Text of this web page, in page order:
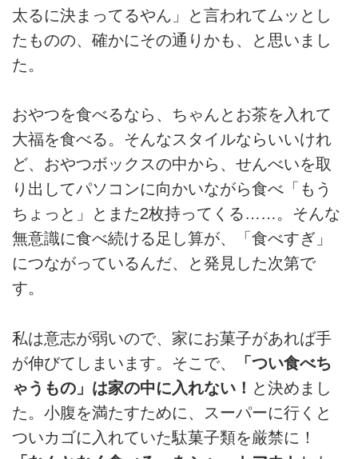
太るに決まってるやん」と言われてムッとし
たものの、確かにその通りかも、と思いまし
た。
おやつを食べるなら、ちゃんとお茶を入れて
大福を食べる。そんなスタイルならいいけれ
ど、おやつボックスの中から、せんべいを取
り出してパソコンに向かいながら食べ「もう
ちょっと」とまた2枚持ってくる……。そんな
無意識に食べ続ける足し算が、「食べすぎ」
につながっているんだ、と発見した次第で
す。
私は意志が弱いので、家にお菓子があれば手
が伸びてしまいます。そこで、
「つい食べち
ゃうもの」は家の中に入れない！ と決めまし
た。小腹を満たすために、スーパーに行くと
ついカゴに入れていた駄菓子類を厳禁に！